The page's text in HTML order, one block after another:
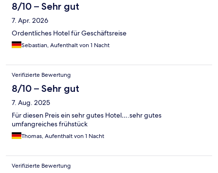
8/10 – Sehr gut
7. Apr. 2026
Ordentliches Hotel für Geschäftsreise
Sebastian, Aufenthalt von 1 Nacht
Verifizierte Bewertung
8/10 – Sehr gut
7. Aug. 2025
Für diesen Preis ein sehr gutes Hotel….sehr gutes
umfangreiches frühstück
Thomas, Aufenthalt von 1 Nacht
Verifizierte Bewertung